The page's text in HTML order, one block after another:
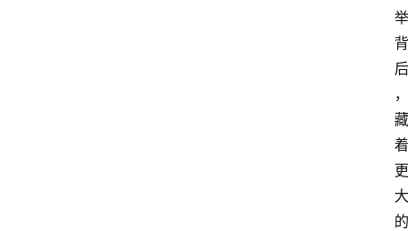
举
背
后
，
藏
着
更
大
的